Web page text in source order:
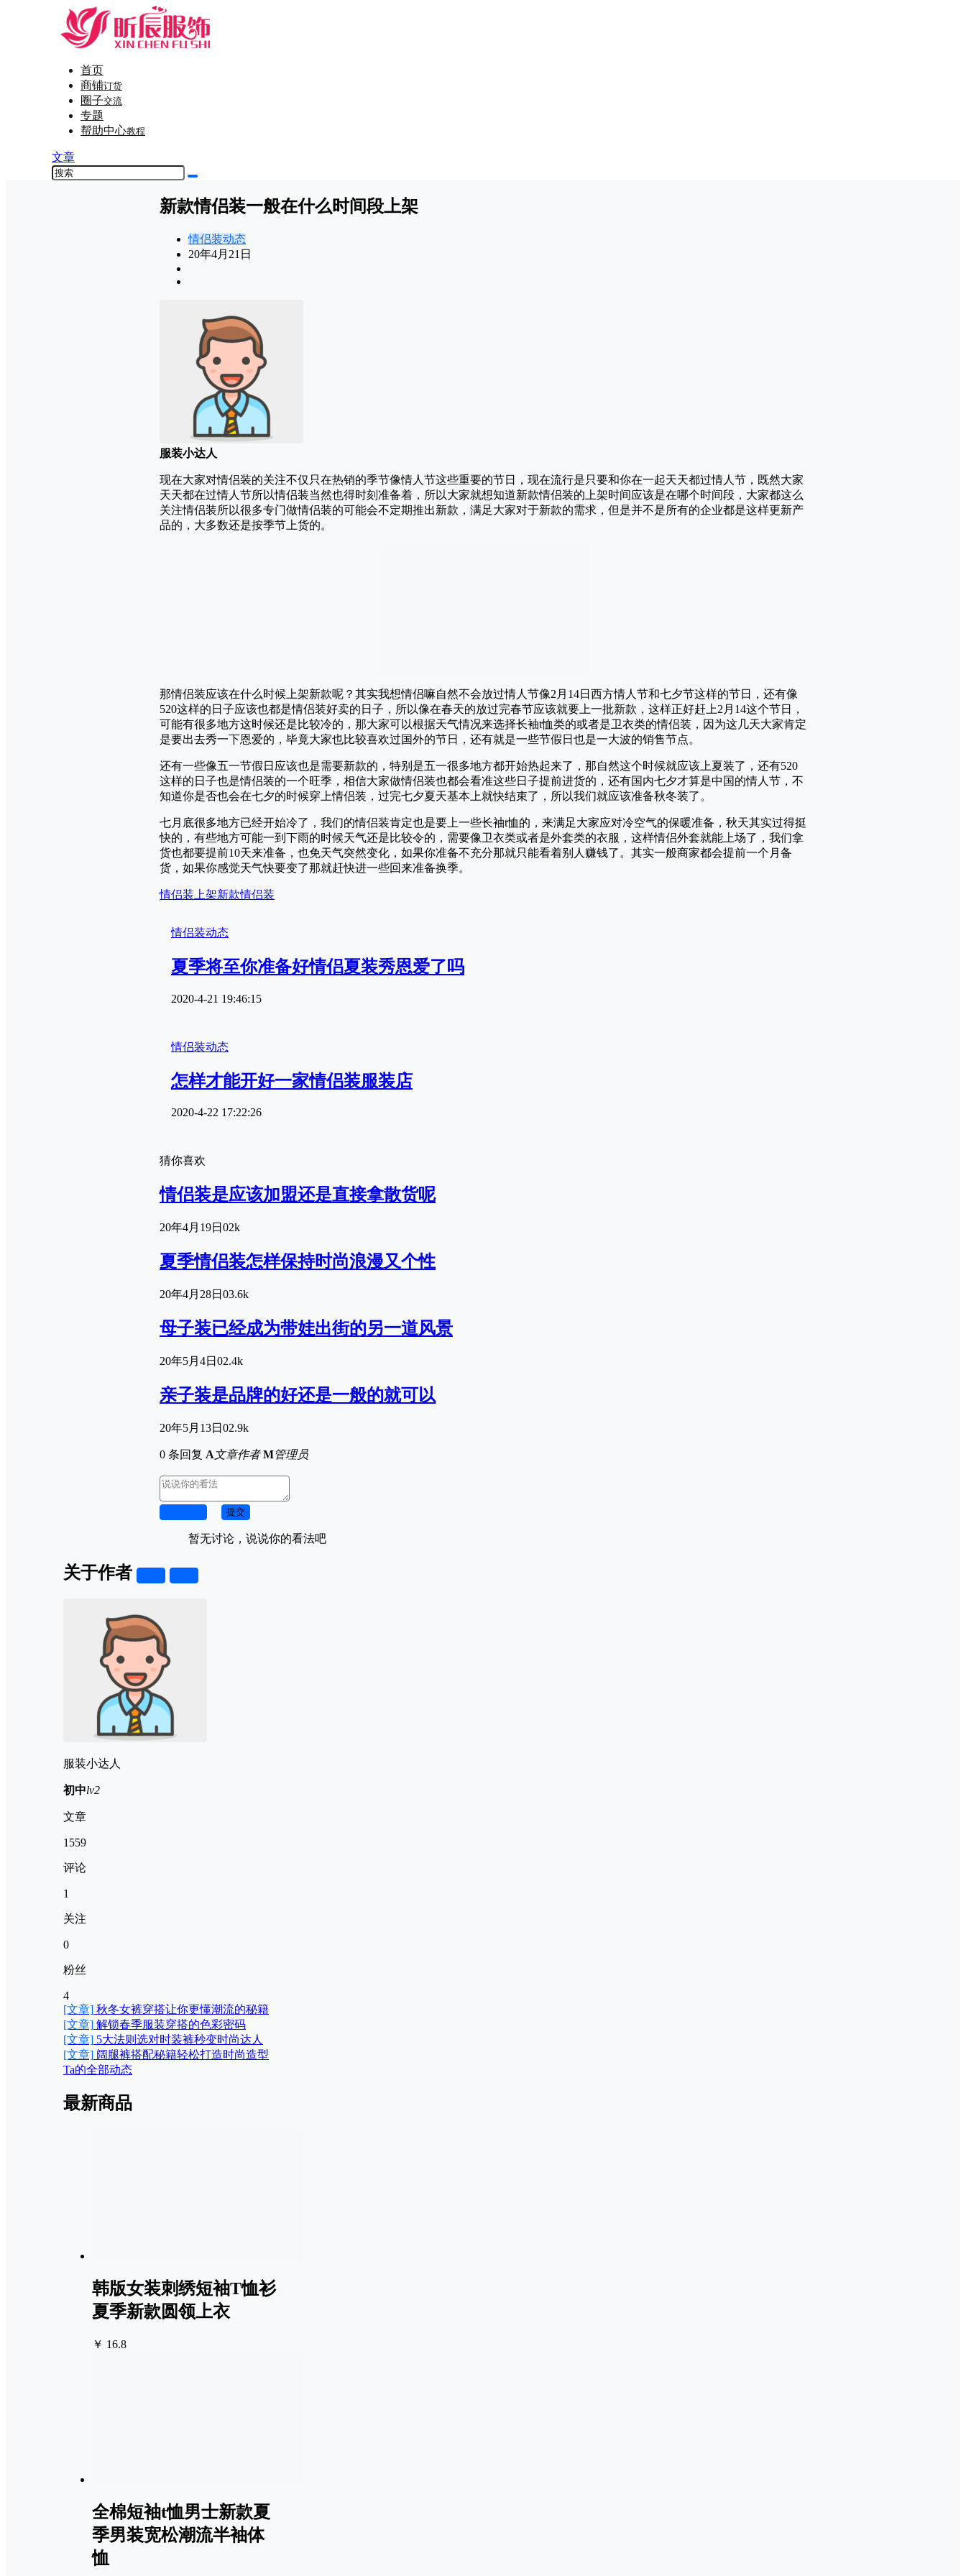
首页
商铺订货
圈子交流
专题
帮助中心教程
文章
新款情侣装一般在什么时间段上架
情侣装动态
20年4月21日
服装小达人
现在大家对情侣装的关注不仅只在热销的季节像情人节这些重要的节日，现在流行是只要和你在一起天天都过情人节，既然大家
天天都在过情人节所以情侣装当然也得时刻准备着，所以大家就想知道新款情侣装的上架时间应该是在哪个时间段，大家都这么
关注情侣装所以很多专门做情侣装的可能会不定期推出新款，满足大家对于新款的需求，但是并不是所有的企业都是这样更新产
品的，大多数还是按季节上货的。
那情侣装应该在什么时候上架新款呢？其实我想情侣嘛自然不会放过情人节像2月14日西方情人节和七夕节这样的节日，还有像
520这样的日子应该也都是情侣装好卖的日子，所以像在春天的放过完春节应该就要上一批新款，这样正好赶上2月14这个节日，
可能有很多地方这时候还是比较冷的，那大家可以根据天气情况来选择长袖t恤类的或者是卫衣类的情侣装，因为这几天大家肯定
是要出去秀一下恩爱的，毕竟大家也比较喜欢过国外的节日，还有就是一些节假日也是一大波的销售节点。
还有一些像五一节假日应该也是需要新款的，特别是五一很多地方都开始热起来了，那自然这个时候就应该上夏装了，还有520
这样的日子也是情侣装的一个旺季，相信大家做情侣装也都会看准这些日子提前进货的，还有国内七夕才算是中国的情人节，不
知道你是否也会在七夕的时候穿上情侣装，过完七夕夏天基本上就快结束了，所以我们就应该准备秋冬装了。
七月底很多地方已经开始冷了，我们的情侣装肯定也是要上一些长袖t恤的，来满足大家应对冷空气的保暖准备，秋天其实过得挺
快的，有些地方可能一到下雨的时候天气还是比较令的，需要像卫衣类或者是外套类的衣服，这样情侣外套就能上场了，我们拿
货也都要提前10天来准备，也免天气突然变化，如果你准备不充分那就只能看着别人赚钱了。其实一般商家都会提前一个月备
货，如果你感觉天气快要变了那就赶快进一些回来准备换季。
情侣装上架新款情侣装
情侣装动态
夏季将至你准备好情侣夏装秀恩爱了吗
2020-4-21 19:46:15
情侣装动态
怎样才能开好一家情侣装服装店
2020-4-22 17:22:26
猜你喜欢
情侣装是应该加盟还是直接拿散货呢
20年4月19日 02k
夏季情侣装怎样保持时尚浪漫又个性
20年4月28日 03.6k
母子装已经成为带娃出街的另一道风景
20年5月4日 02.4k
亲子装是品牌的好还是一般的就可以
20年5月13日 02.9k
0 条回复 A文章作者 M管理员
提交
暂无讨论，说说你的看法吧
关于作者
服装小达人
初中lv2
文章
1559
评论
1
关注
0
粉丝
4
[文章] 秋冬女裤穿搭让你更懂潮流的秘籍
[文章] 解锁春季服装穿搭的色彩密码
[文章] 5大法则选对时装裤秒变时尚达人
[文章] 阔腿裤搭配秘籍轻松打造时尚造型
Ta的全部动态
最新商品
韩版女装刺绣短袖T恤衫
夏季新款圆领上衣
￥ 16.8
全棉短袖t恤男士新款夏
季男装宽松潮流半袖体
恤